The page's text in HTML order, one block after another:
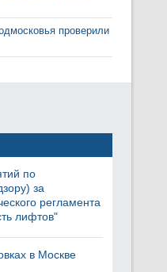
проверили
по
за
регламента
лифтов"
в Москве